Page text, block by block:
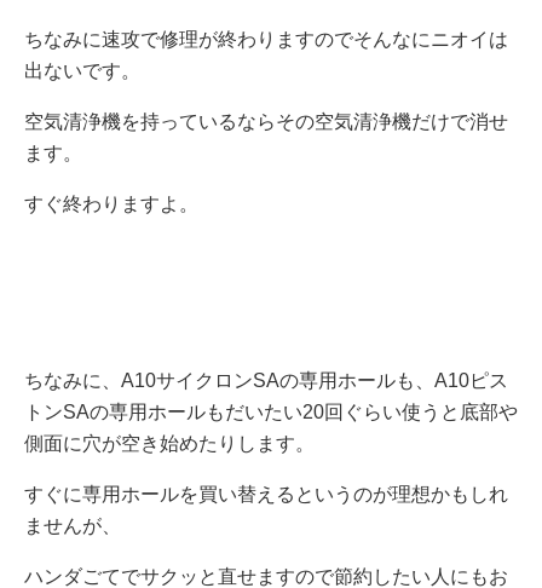
ちなみに速攻で修理が終わりますのでそんなにニオイは
出ないです。
空気清浄機を持っているならその空気清浄機だけで消せ
ます。
すぐ終わりますよ。
ちなみに、A10サイクロンSAの専用ホールも、A10ピス
トンSAの専用ホールもだいたい20回ぐらい使うと底部や
側面に穴が空き始めたりします。
すぐに専用ホールを買い替えるというのが理想かもしれ
ませんが、
ハンダごてでサクッと直せますので節約したい人にもお